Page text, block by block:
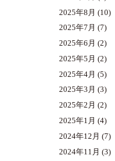
2025年8月 (10)
2025年7月 (7)
2025年6月 (2)
2025年5月 (2)
2025年4月 (5)
2025年3月 (3)
2025年2月 (2)
2025年1月 (4)
2024年12月 (7)
2024年11月 (3)